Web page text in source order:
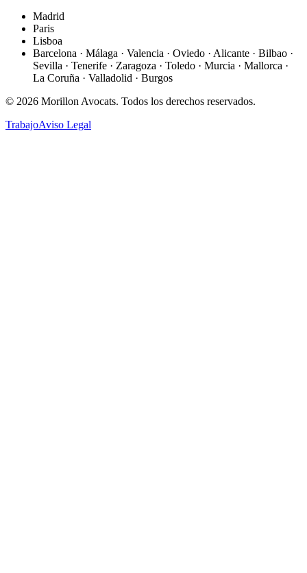
Madrid
Paris
Lisboa
Barcelona · Málaga · Valencia · Oviedo · Alicante · Bilbao ·
Sevilla · Tenerife · Zaragoza · Toledo · Murcia · Mallorca ·
La Coruña · Valladolid · Burgos
© 2026 Morillon Avocats. Todos los derechos reservados.
TrabajoAviso Legal